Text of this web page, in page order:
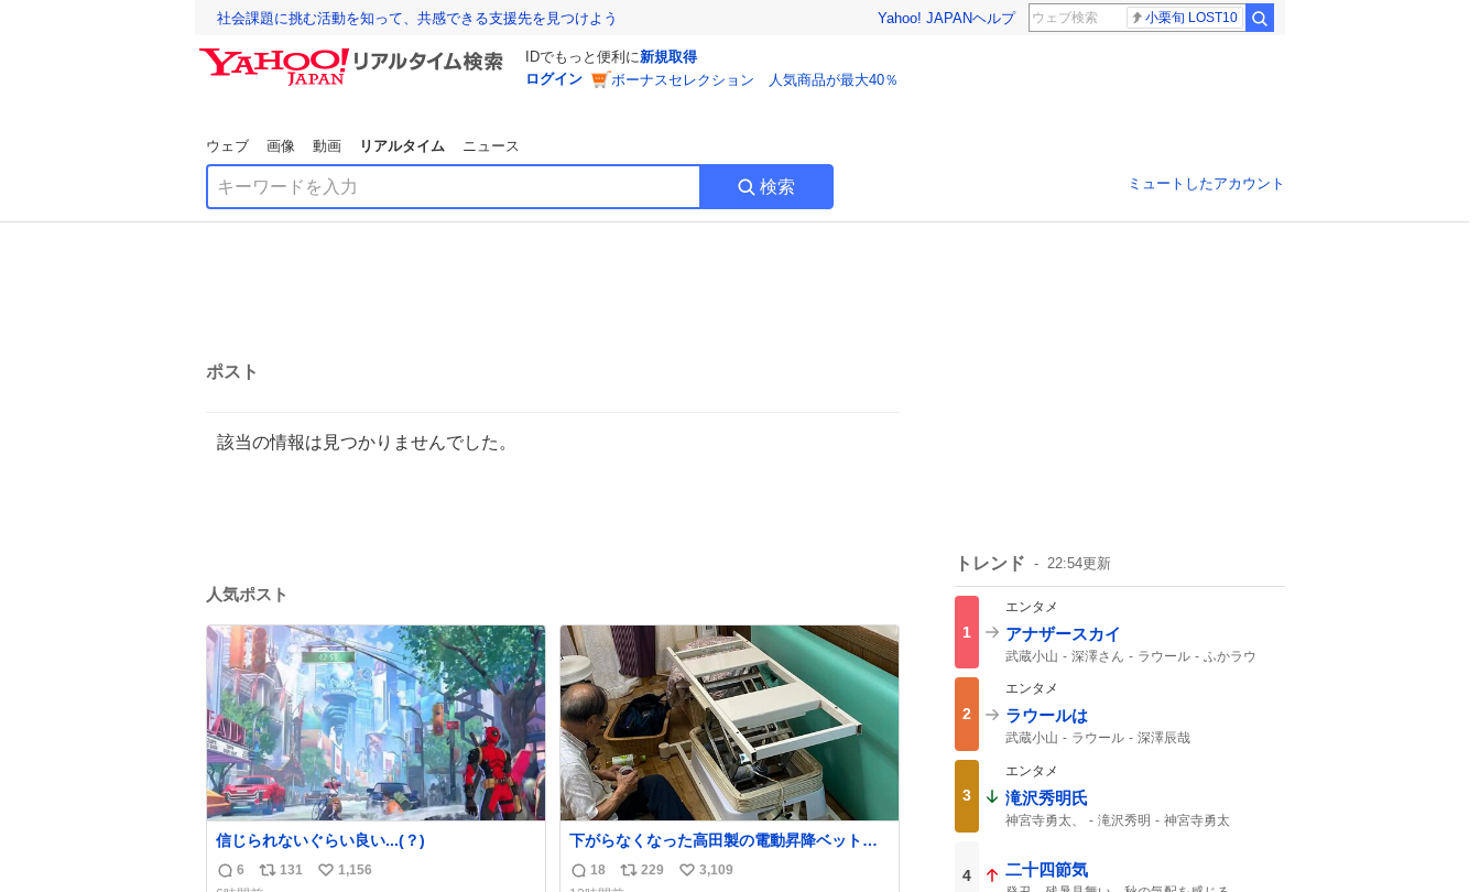
社会課題に挑む活動を知って、共感できる支援先を見つけよう Yahoo! JAPANヘルプ 小栗旬 LOST10
IDでもっと便利に新規取得
ログイン
ボーナスセレクション 人気商品が最大40％
ウェブ 画像 動画 リアルタイム ニュース
検索 ミュートしたアカウント
ポスト
該当の情報は見つかりませんでした。
人気ポスト
信じられないぐらい良い...(？)
返
6
リ
131
い
1,156
下がらなくなった高田製の電動昇降ベット。
メーカーからは、完全に見放されたんです
が、 見事に85歳の父が治しました。 うちの父
返
18
リ
229
い
3,109
トレンド 22:54更新
1
エンタメ
アナザースカイ
武蔵小山 深澤さん ラウール
ふかラウ
2
エンタメ
ラウールは
武蔵小山 ラウール
深澤辰哉
Snow Manの
3
エンタメ
滝沢秀明氏
神宮寺勇太、 滝沢秀明
神宮寺勇太
4 二十四節気